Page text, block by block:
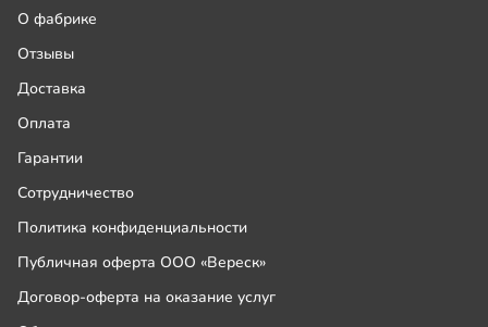
О фабрике
Отзывы
Доставка
Оплата
Гарантии
Сотрудничество
Политика конфиденциальности
Публичная оферта ООО «Вереск»
Договор-оферта на оказание услуг